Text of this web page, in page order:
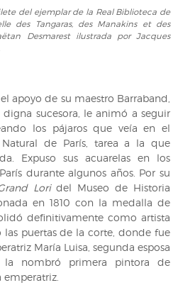
del ejemplar de la Real Biblioteca de
des Tangaras, des Manakins et des
Desmarest ilustrada por Jacques
apoyo de su maestro Barraband,
sucesora, le animó a seguir
los pájaros que veía en el
de París, tarea a la que
Expuso sus acuarelas en los
durante algunos años. Por su
Loridel Museo de Historia
en 1810 con la medalla de
definitivamente como artista
las puertas de la corte, donde fue
María Luisa, segunda esposa
nombró primera pintora de